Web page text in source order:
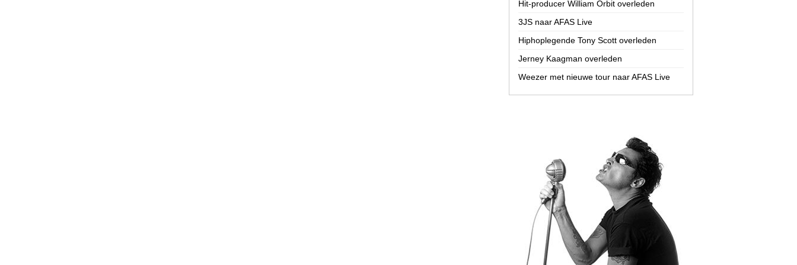
Hit-producer William Orbit overleden
3JS naar AFAS Live
Hiphoplegende Tony Scott overleden
Jerney Kaagman overleden
Weezer met nieuwe tour naar AFAS Live